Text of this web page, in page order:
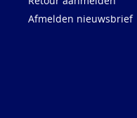
Afmelden nieuwsbrief